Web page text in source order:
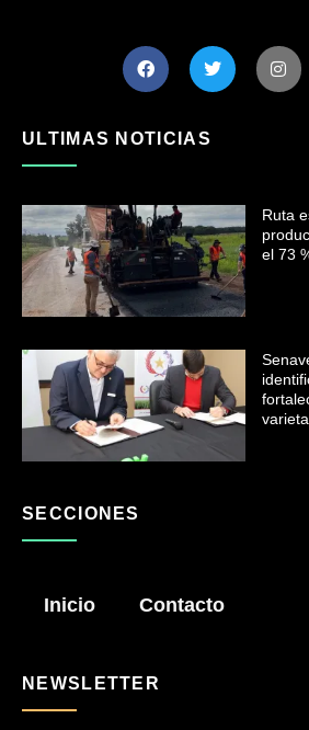
ULTIMAS NOTICIAS
Ruta
el 73
SECCIONES
Inicio Contacto
NEWSLETTER